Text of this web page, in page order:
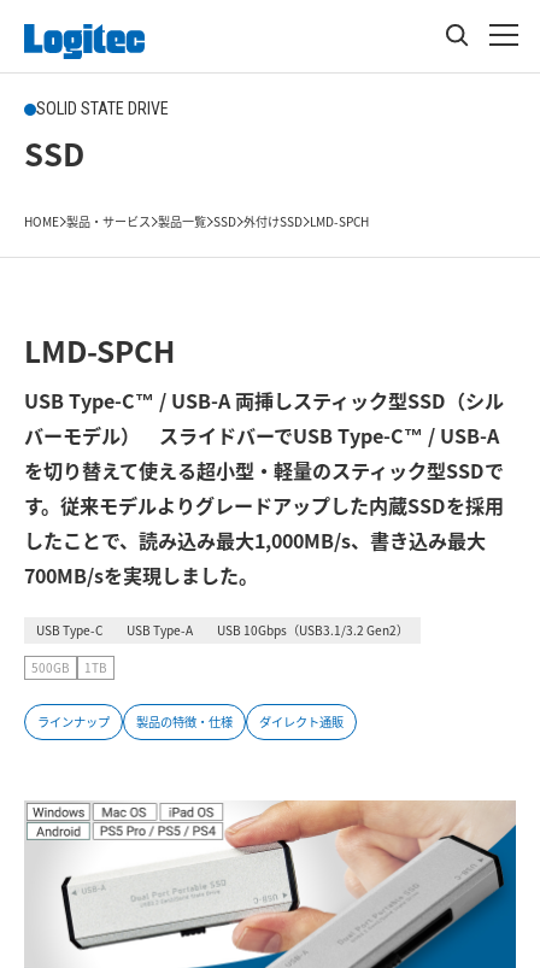
SOLID STATE DRIVE
SSD
HOME 製品・サービス 製品一覧 SSD 外付けSSD LMD-SPCH
LMD-SPCH
USB Type-C™ / USB-A 両挿しスティック型SSD（シル
バーモデル） スライドバーでUSB Type-C™ / USB-A
を切り替えて使える超小型・軽量のスティック型SSDで
す。従来モデルよりグレードアップした内蔵SSDを採用
したことで、読み込み最大1,000MB/s、書き込み最大
700MB/sを実現しました。
USB Type-C USB Type-A USB 10Gbps（USB3.1/3.2 Gen2）
500GB 1TB
ラインナップ 製品の特徴・仕様 ダイレクト通販